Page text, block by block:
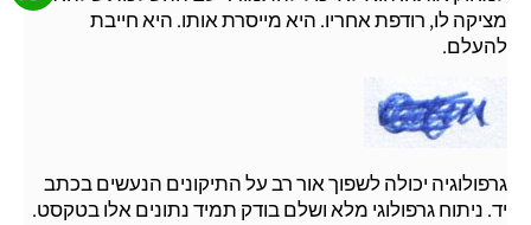
מציקה לו, רודפת אחריו. היא מייסרת אותו. היא חייבת
להעלם.
גרפולוגיה יכולה לשפוך אור רב על התיקונים הנעשים בכתב
יד. ניתוח גרפולוגי מלא ושלם בודק תמיד נתונים אלו בטקסט.